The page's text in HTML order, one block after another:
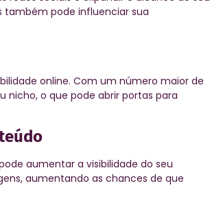
também pode influenciar sua
online. Com um número maior de
nicho, o que pode abrir portas para
aumentar a visibilidade do seu
aumentando as chances de que